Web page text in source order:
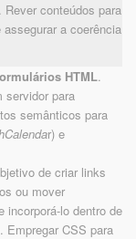
conteúdos para
a coerência
HTML.
servidor para
semânticos para
r) e
de criar links
ou mover
incorporá-lo dentro de
Empregar CSS para